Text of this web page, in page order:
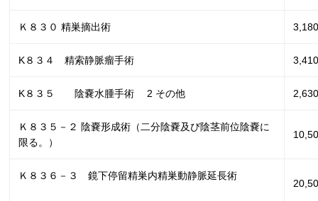
Ｋ８３０ 精巣摘出術
K８３４ 精索静脈瘤手術
K８３５ 陰嚢水腫手術 2 その他
Ｋ８３５－２ 陰嚢形成術（二分陰嚢及び陰茎前位陰嚢に
限る。）
Ｋ８３６－３ 鏡下停留精巣内精巣動静脈延長術